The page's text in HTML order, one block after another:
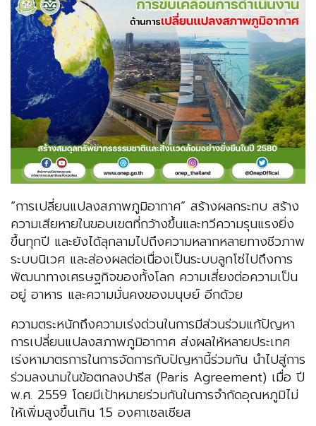
“การเปลี่ยนแปลงสภาพภูมิอากาศ” สร้างผลกระทบ สร้าง
ความเสียหายในขอบเขตที่กว้างขึ้นและทวีความรุนแรงยิ่ง
ขึ้นทุกปี และยังได้ลุกลามไปถึงความหลากหลายทางชีวภาพ
ระบบนิเวศ และส่องผลต่อเนื่องเป็นระบบลูกโซ่ไปถึงการ
พัฒนาทางเศรษฐกิจของทั้งโลก ความเสี่ยงต่อความเป็น
อยู่ อาหาร และความมั่นคงของมนุษย์ อีกด้วย
ความตระหนักถึงความเร่งด่วนในการมีส่วนร่วมแก้ปัญหา
การเปลี่ยนแปลงสภาพภูมิอากาศ ส่งผลให้หลายประเทศ
เร่งหามาตรการในการจัดการกับปัญหานี้ร่วมกัน นำไปสู่การ
ร่วมลงนามในข้อตกลงปารีส (Paris Agreement) เมื่อ ปี
พ.ศ. 2559 โดยมีเป้าหมายร่วมกันในการจำกัดอุณหภูมิไม่
ให้เพิ่มสูงขึ้นเกิน 1.5 องศาเซลเซียส